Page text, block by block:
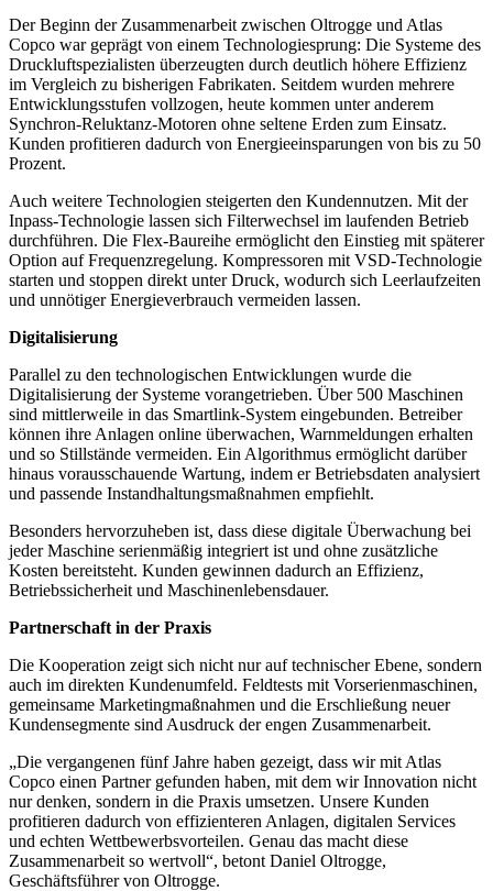
Der Beginn der Zusammenarbeit zwischen Oltrogge und Atlas
Copco war geprägt von einem Technologiesprung: Die Systeme des
Druckluftspezialisten überzeugten durch deutlich höhere Effizienz
im Vergleich zu bisherigen Fabrikaten. Seitdem wurden mehrere
Entwicklungsstufen vollzogen, heute kommen unter anderem
Synchron-Reluktanz-Motoren ohne seltene Erden zum Einsatz.
Kunden profitieren dadurch von Energieeinsparungen von bis zu 50
Prozent.
Auch weitere Technologien steigerten den Kundennutzen. Mit der
Inpass-Technologie lassen sich Filterwechsel im laufenden Betrieb
durchführen. Die Flex-Baureihe ermöglicht den Einstieg mit späterer
Option auf Frequenzregelung. Kompressoren mit VSD-Technologie
starten und stoppen direkt unter Druck, wodurch sich Leerlaufzeiten
und unnötiger Energieverbrauch vermeiden lassen.
Digitalisierung
Parallel zu den technologischen Entwicklungen wurde die
Digitalisierung der Systeme vorangetrieben. Über 500 Maschinen
sind mittlerweile in das Smartlink-System eingebunden. Betreiber
können ihre Anlagen online überwachen, Warnmeldungen erhalten
und so Stillstände vermeiden. Ein Algorithmus ermöglicht darüber
hinaus vorausschauende Wartung, indem er Betriebsdaten analysiert
und passende Instandhaltungsmaßnahmen empfiehlt.
Besonders hervorzuheben ist, dass diese digitale Überwachung bei
jeder Maschine serienmäßig integriert ist und ohne zusätzliche
Kosten bereitsteht. Kunden gewinnen dadurch an Effizienz,
Betriebssicherheit und Maschinenlebensdauer.
Partnerschaft in der Praxis
Die Kooperation zeigt sich nicht nur auf technischer Ebene, sondern
auch im direkten Kundenumfeld. Feldtests mit Vorserienmaschinen,
gemeinsame Marketingmaßnahmen und die Erschließung neuer
Kundensegmente sind Ausdruck der engen Zusammenarbeit.
„Die vergangenen fünf Jahre haben gezeigt, dass wir mit Atlas
Copco einen Partner gefunden haben, mit dem wir Innovation nicht
nur denken, sondern in die Praxis umsetzen. Unsere Kunden
profitieren dadurch von effizienteren Anlagen, digitalen Services
und echten Wettbewerbsvorteilen. Genau das macht diese
Zusammenarbeit so wertvoll“, betont Daniel Oltrogge,
Geschäftsführer von Oltrogge.